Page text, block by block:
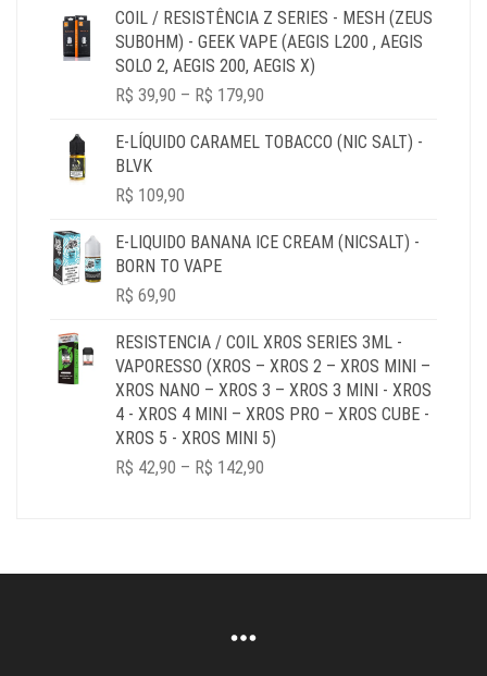
R$ 34,90
THROUGH
R$ 64,90
COIL / RESISTÊNCIA Z SERIES - MESH (ZEUS
SUBOHM) - GEEK VAPE (AEGIS L200 , AEGIS
SOLO 2, AEGIS 200, AEGIS X)
R$ 39,90 – R$ 179,90
R$ 39,90
E-LÍQUIDO CARAMEL TOBACCO (NIC SALT) -
BLVK
R$ 109,90
E-LIQUIDO BANANA ICE CREAM (NICSALT) -
BORN TO VAPE
R$ 69,90
RESISTENCIA / COIL XROS SERIES 3ML -
VAPORESSO (XROS – XROS 2 – XROS MINI –
XROS NANO – XROS 3 – XROS 3 MINI - XROS
4 - XROS 4 MINI – XROS PRO – XROS CUBE -
XROS 5 - XROS MINI 5)
R$ 42,90 – R$ 142,90